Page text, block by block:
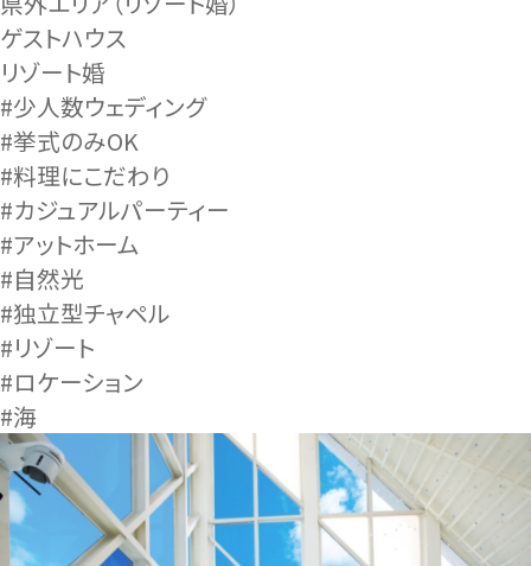
ゲストハウス
リゾート婚
#少人数ウェディング
#挙式のみOK
#料理にこだわり
#カジュアルパーティー
#アットホーム
#自然光
#独立型チャペル
#リゾート
#ロケーション
#海